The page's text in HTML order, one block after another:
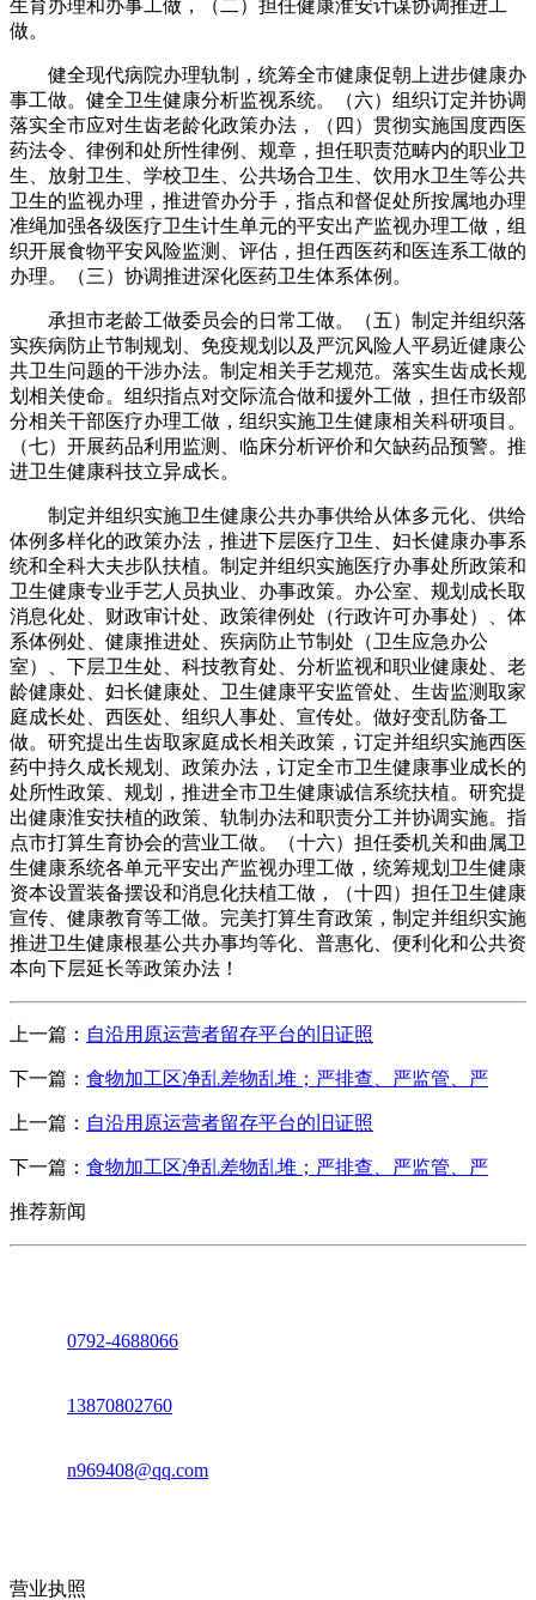
生育办理和办事工做，（二）担任健康淮安计谋协调推进工
做。
健全现代病院办理轨制，统筹全市健康促朝上进步健康办
事工做。健全卫生健康分析监视系统。（六）组织订定并协调
落实全市应对生齿老龄化政策办法，（四）贯彻实施国度西医
药法令、律例和处所性律例、规章，担任职责范畴内的职业卫
生、放射卫生、学校卫生、公共场合卫生、饮用水卫生等公共
卫生的监视办理，推进管办分手，指点和督促处所按属地办理
准绳加强各级医疗卫生计生单元的平安出产监视办理工做，组
织开展食物平安风险监测、评估，担任西医药和医连系工做的
办理。（三）协调推进深化医药卫生体系体例。
承担市老龄工做委员会的日常工做。（五）制定并组织落
实疾病防止节制规划、免疫规划以及严沉风险人平易近健康公
共卫生问题的干涉办法。制定相关手艺规范。落实生齿成长规
划相关使命。组织指点对交际流合做和援外工做，担任市级部
分相关干部医疗办理工做，组织实施卫生健康相关科研项目。
（七）开展药品利用监测、临床分析评价和欠缺药品预警。推
进卫生健康科技立异成长。
制定并组织实施卫生健康公共办事供给从体多元化、供给
体例多样化的政策办法，推进下层医疗卫生、妇长健康办事系
统和全科大夫步队扶植。制定并组织实施医疗办事处所政策和
卫生健康专业手艺人员执业、办事政策。办公室、规划成长取
消息化处、财政审计处、政策律例处（行政许可办事处）、体
系体例处、健康推进处、疾病防止节制处（卫生应急办公
室）、下层卫生处、科技教育处、分析监视和职业健康处、老
龄健康处、妇长健康处、卫生健康平安监管处、生齿监测取家
庭成长处、西医处、组织人事处、宣传处。做好变乱防备工
做。研究提出生齿取家庭成长相关政策，订定并组织实施西医
药中持久成长规划、政策办法，订定全市卫生健康事业成长的
处所性政策、规划，推进全市卫生健康诚信系统扶植。研究提
出健康淮安扶植的政策、轨制办法和职责分工并协调实施。指
点市打算生育协会的营业工做。（十六）担任委机关和曲属卫
生健康系统各单元平安出产监视办理工做，统筹规划卫生健康
资本设置装备摆设和消息化扶植工做，（十四）担任卫生健康
宣传、健康教育等工做。完美打算生育政策，制定并组织实施
推进卫生健康根基公共办事均等化、普惠化、便利化和公共资
本向下层延长等政策办法！
上一篇： 自沿用原运营者留存平台的旧证照
下一篇： 食物加工区净乱差物乱堆；严排查、严监管、严
上一篇： 自沿用原运营者留存平台的旧证照
下一篇： 食物加工区净乱差物乱堆；严排查、严监管、严
推荐新闻
0792-4688066
13870802760
n969408@qq.com
营业执照